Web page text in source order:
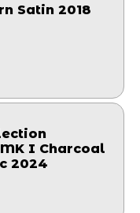
Satin 2018
I Charcoal
2024